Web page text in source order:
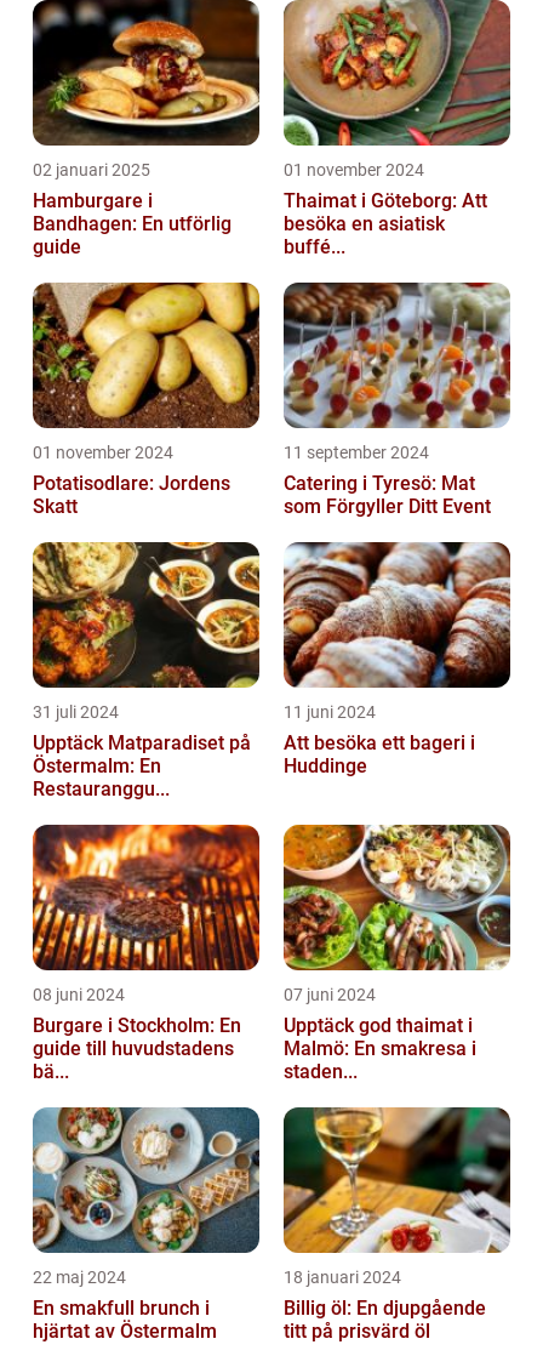
02 januari 2025
Hamburgare i
Bandhagen: En utförlig
guide
01 november 2024
Thaimat i Göteborg: Att
besöka en asiatisk
buffé...
01 november 2024
Potatisodlare: Jordens
Skatt
11 september 2024
Catering i Tyresö: Mat
som Förgyller Ditt Event
31 juli 2024
Upptäck Matparadiset på
Östermalm: En
Restauranggu...
11 juni 2024
Att besöka ett bageri i
Huddinge
08 juni 2024
Burgare i Stockholm: En
guide till huvudstadens
bä...
07 juni 2024
Upptäck god thaimat i
Malmö: En smakresa i
staden...
22 maj 2024
En smakfull brunch i
hjärtat av Östermalm
18 januari 2024
Billig öl: En djupgående
titt på prisvärd öl